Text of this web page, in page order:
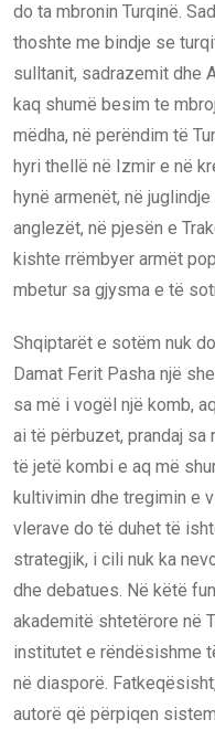
do ta mbronin Turqinë.
thoshte me bindje se
sulltanit, sadrazemit dhe
kaq shumë besim te
mëdha, në perëndim të
hyri thellë në Izmir e në
hynë armenët, në
anglezët, në pjesën e
kishte rrëmbyer armët
mbetur sa gjysma e të
Shqiptarët e sotëm nuk
Damat Ferit Pasha një
sa më i vogël një komb,
ai të përbuzet, prandaj sa
të jetë kombi e aq më
kultivimin dhe tregimin e
vlerave do të duhet të
strategjik, i cili nuk ka
dhe debatues. Në këtë
akademitë shtetërore në
institutet e rëndësishme
në diasporë.
autorë që përpiqen